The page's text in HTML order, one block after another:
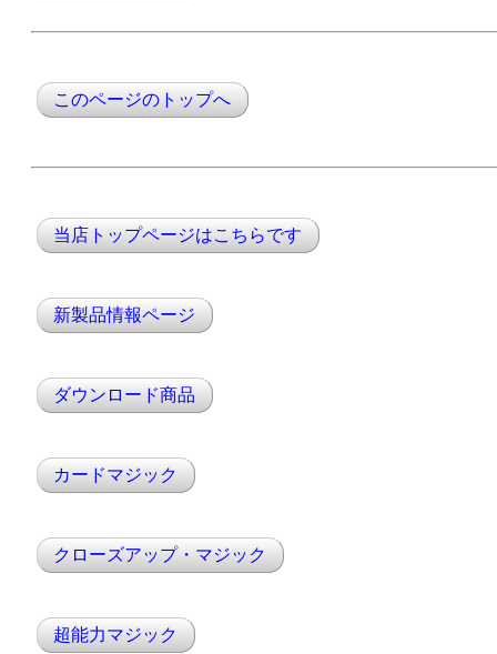
このページのトップへ
当店トップページはこちらです
新製品情報ページ
ダウンロード商品
カードマジック
クローズアップ・マジック
超能力マジック